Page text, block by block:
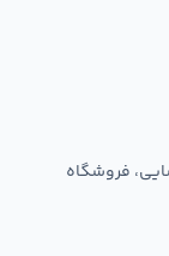
فروشگاه